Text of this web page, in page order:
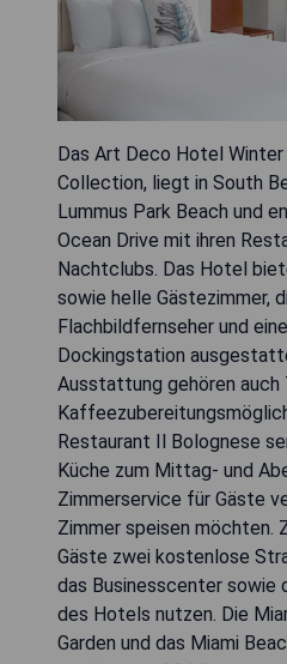
Das Art Deco Hotel Winter
Collection, liegt in South
Lummus Park Beach und
Ocean Drive mit ihren
Nachtclubs. Das Hotel
sowie helle Gästezimmer,
Flachbildfernseher und
Dockingstation
Ausstattung gehören auch
Restaurant Il Bolognese
Küche zum Mittag- und
Zimmerservice für Gäste
Zimmer speisen möchten.
Gäste zwei kostenlose
das Businesscenter sowie
des Hotels nutzen. Die
Garden und das Miami